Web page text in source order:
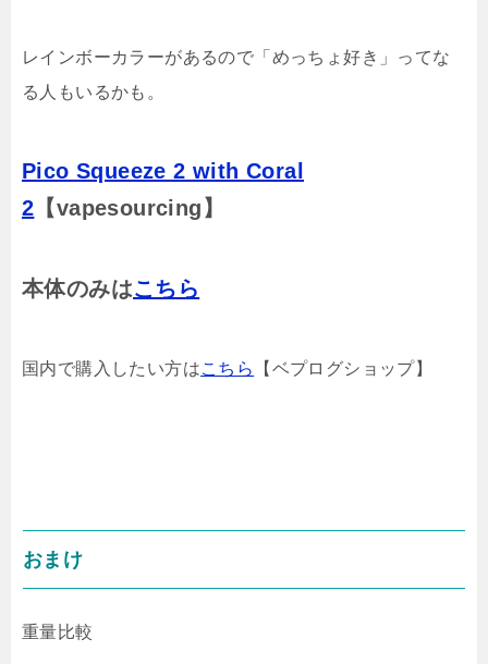
レインボーカラーがあるので「めっちょ好き」ってな
る人もいるかも。
Pico Squeeze 2 with Coral
2 【vapesourcing】
本体のみはこちら
国内で購入したい方はこちら 【ベプログショップ】
おまけ
重量比較